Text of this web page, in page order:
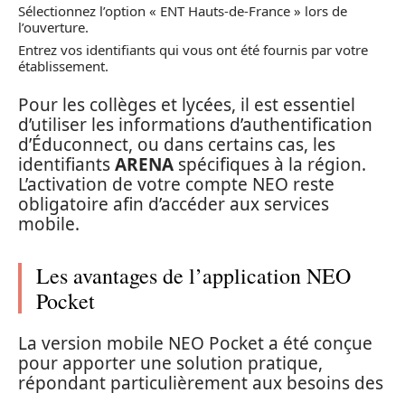
Sélectionnez l’option « ENT Hauts-de-France » lors de
l’ouverture.
Entrez vos identifiants qui vous ont été fournis par votre
établissement.
Pour les collèges et lycées, il est essentiel
d’utiliser les informations d’authentification
d’Éduconnect, ou dans certains cas, les
identifiantsARENA spécifiques à la région.
L’activation de votre compte NEO reste
obligatoire afin d’accéder aux services
mobile.
Les avantages de l’application NEO
Pocket
La version mobile NEO Pocket a été conçue
pour apporter une solution pratique,
répondant particulièrement aux besoins des